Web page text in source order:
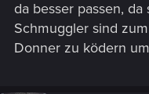
da besser passen,
Schmuggler sind
Donner zu ködern